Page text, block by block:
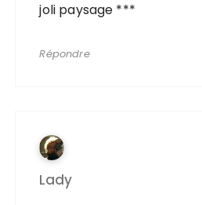
joli paysage ***
Répondre
Lady